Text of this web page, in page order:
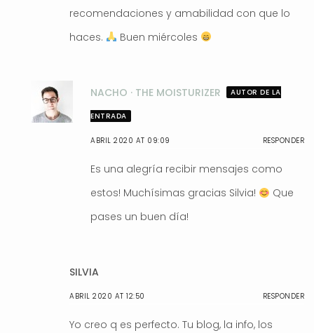
recomendaciones y amabilidad con que lo
haces.
Buen miércoles
NACHO · THE MOISTURIZER AUTOR DE LA
ENTRADA
ABRIL 2020 AT 09:09 RESPONDER
Es una alegría recibir mensajes como
estos! Muchísimas gracias Silvia!
Que
pases un buen día!
SILVIA
ABRIL 2020 AT 12:50 RESPONDER
Yo creo q es perfecto. Tu blog, la info, los